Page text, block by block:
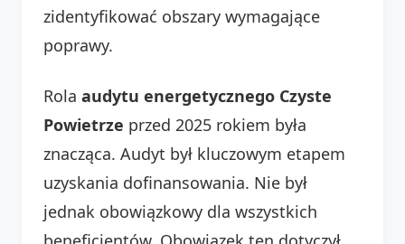
zidentyfikować obszary wymagające
poprawy.
Rola audytu energetycznego Czyste
Powietrze przed 2025 rokiem była
znacząca. Audyt był kluczowym etapem
uzyskania dofinansowania. Nie był
jednak obowiązkowy dla wszystkich